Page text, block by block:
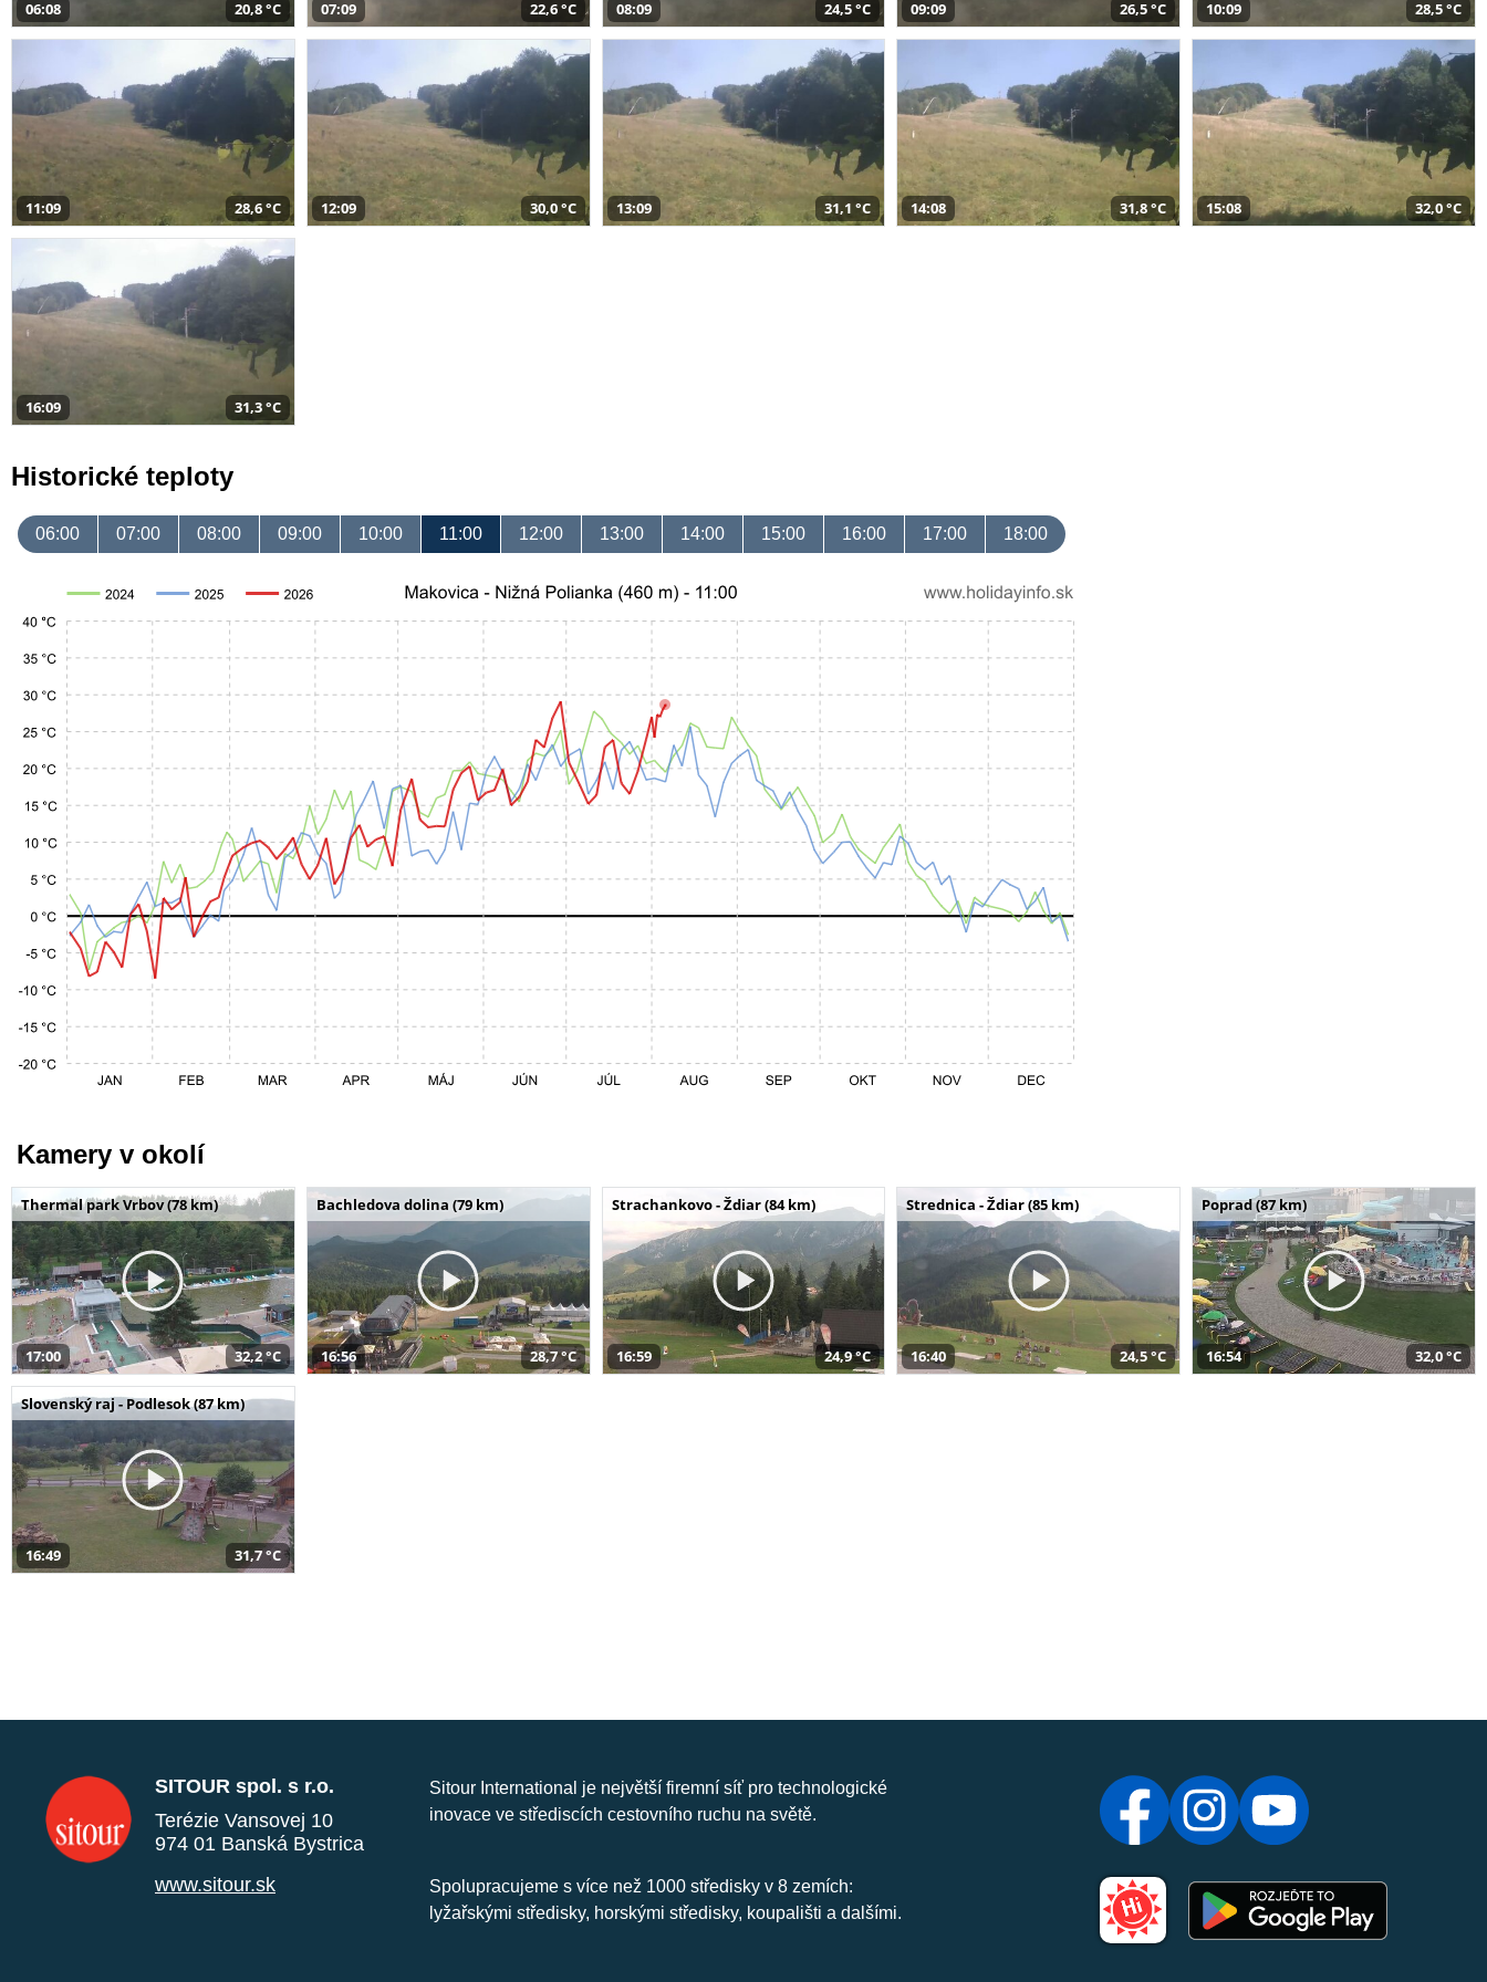
06:08 20,8 °C 07:09 22,6 °C 08:09 24,5 °C 09:09 26,5 °C 10:09 28,5 °C
11:09 28,6 °C 12:09 30,0 °C 13:09 31,1 °C 14:08 31,8 °C 15:08 32,0 °C
16:09 31,3 °C
Historické teploty
06:00 07:00 08:00 09:00 10:00 11:00 12:00 13:00 14:00 15:00 16:00 17:00 18:00
Kamery v okolí
Thermal park Vrbov (78 km)
17:00 32,2 °C
Bachledova dolina (79 km)
16:56 28,7 °C
Strachankovo - Ždiar (84 km)
16:59 24,9 °C
Strednica - Ždiar (85 km)
16:40 24,5 °C
Poprad (87 km)
16:54 32,0 °C
Slovenský raj - Podlesok (87 km)
16:49 31,7 °C
SITOUR spol. s r.o.
Terézie Vansovej 10
974 01 Banská Bystrica
www.sitour.sk
Sitour International je největší firemní síť pro technologické
inovace ve střediscích cestovního ruchu na světě.
Spolupracujeme s více než 1000 středisky v 8 zemích:
lyžařskými středisky, horskými středisky, koupališti a dalšími.